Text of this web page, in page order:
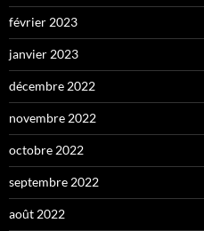
février 2023
janvier 2023
décembre 2022
novembre 2022
octobre 2022
septembre 2022
août 2022